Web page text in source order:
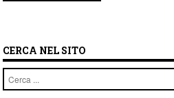
CERCA NEL SITO
Cerca